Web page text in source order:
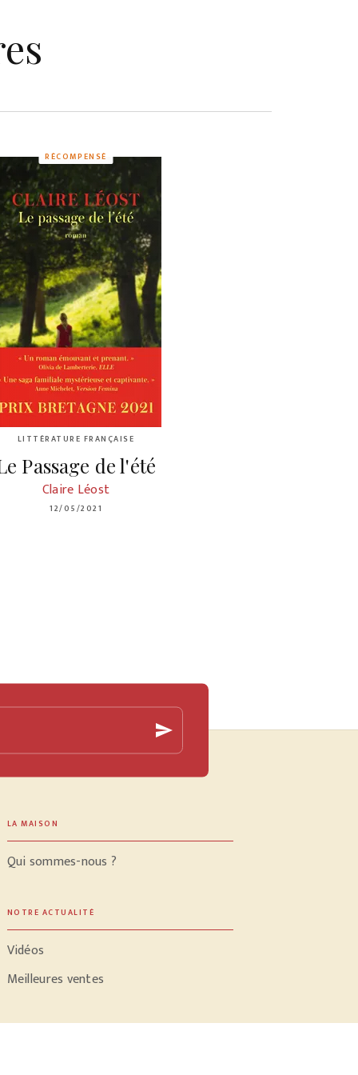
RÉCOMPENSÉ
LITTÉRATURE FRANÇAISE
Passage de l'été
Claire Léost
12/05/2021
send
LA MAISON
Qui sommes-nous ?
NOTRE ACTUALITÉ
Vidéos
Meilleures ventes